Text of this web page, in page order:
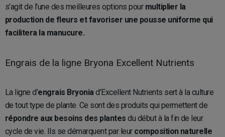
s’agit de l’une des meilleures options pour multiplier la
production de fleurs et favoriser une pousse uniforme qui
facilitera la manucure.
Engrais de la ligne Bryona Excellent Nutrients
La ligne d’engrais Bryonia d’Excellent Nutrients sert à la culture
de tout type de plante. Ce sont des produits qui permettent de
répondre aux besoins des plantes du début à la fin de leur
cycle de vie. Ils se démarquent par leur composition naturelle